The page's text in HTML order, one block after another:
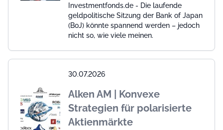
Investmentfonds.de - Die laufende
geldpolitische Sitzung der Bank of Japan
(BoJ) könnte spannend werden – jedoch
nicht so, wie viele meinen.
30.07.2026
Alken AM | Konvexe
Strategien für polarisierte
Aktienmärkte